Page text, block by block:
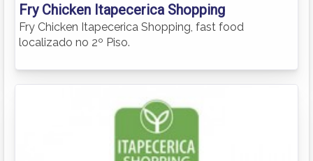
Fry Chicken Itapecerica Shopping
Fry Chicken Itapecerica Shopping, fast food
localizado no 2º Piso.